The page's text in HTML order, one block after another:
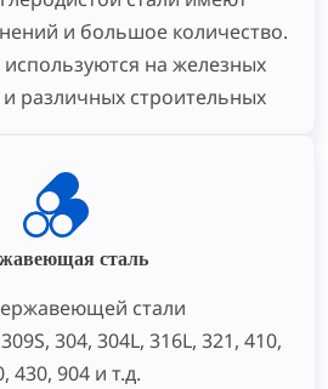
и большое количество.
на железных
и различных строительных
а также малозначимых
и общих сварных деталей,
обработки.
сталь
стали
304, 304L, 316L, 321, 410,
430, 904 и т.д.